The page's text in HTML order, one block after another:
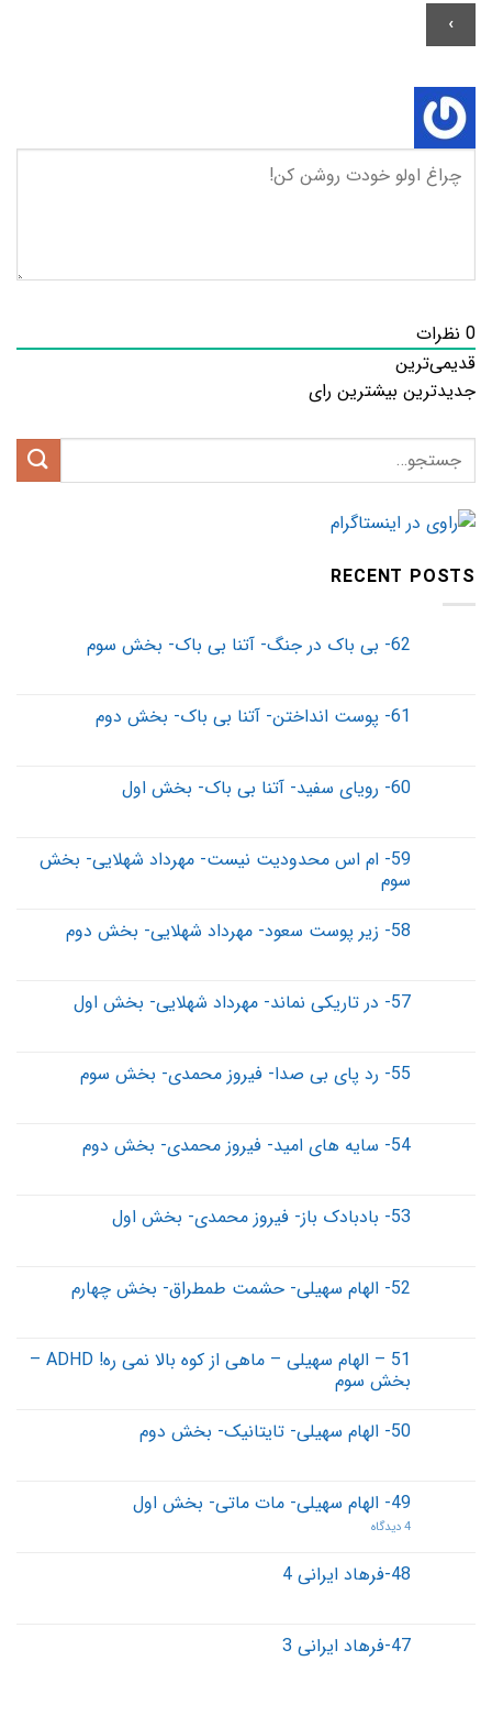
0 نظرات
قدیمی‌ترین
جدیدترین بیشترین رای
RECENT POSTS
62- بی باک در جنگ- آتنا بی باک- بخش سوم
61- پوست انداختن- آتنا بی باک- بخش دوم
60- رویای سفید- آتنا بی باک- بخش اول
59- ام اس محدودیت نیست- مهرداد شهلایی- بخش
سوم
58- زیر پوست سعود- مهرداد شهلایی- بخش دوم
57- در تاریکی نماند- مهرداد شهلایی- بخش اول
55- رد پای بی صدا- فیروز محمدی- بخش سوم
54- سایه های امید- فیروز محمدی- بخش دوم
53- بادبادک باز- فیروز محمدی- بخش اول
52- الهام سهیلی- حشمت طمطراق- بخش چهارم
51 – الهام سهیلی – ماهی از کوه بالا نمی ره! ADHD –
بخش سوم
50- الهام سهیلی- تایتانیک- بخش دوم
49- الهام سهیلی- مات ماتی- بخش اول
4 دیدگاه
48-فرهاد ایرانی 4
47-فرهاد ایرانی 3